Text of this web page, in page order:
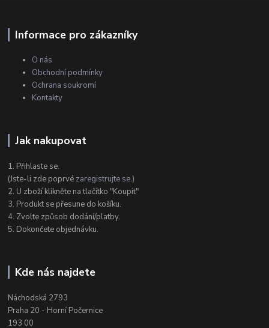
Informace pro zákazníky
O nás
Obchodní podmínky
Ochrana soukromí
Kontakty
Jak nakupovat
1. Přihlaste se.
(Jste-li zde poprvé zaregistrujte se.)
2. U zboží klikněte na tlačítko "Koupit"
3. Produkt se přesune do košíku.
4. Zvolte způsob dodání/platby.
5. Dokončete objednávku.
Kde nás najdete
Náchodská 2793
Praha 20 - Horní Počernice
193 00